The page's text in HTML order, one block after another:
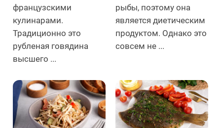
французскими
кулинарами.
Традиционно это
рубленая говядина
высшего ...
рыбы, поэтому она
является диетическим
продуктом. Однако это
совсем не ...